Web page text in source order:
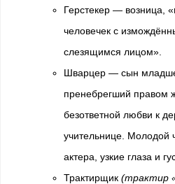
Герстекер — возница,
человечек с
слезящимся лицом».
Шварцер — сын
пренебрегший правом
безответной любви к
учительнице. Молодой
актера, узкие глаза и
Трактирщик (трактир